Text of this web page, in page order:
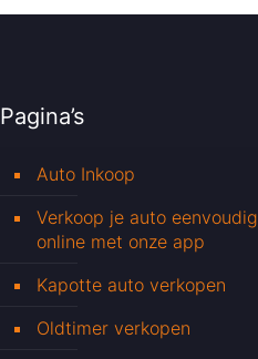
Pagina’s
Auto Inkoop
Verkoop je auto eenvoudig
online met onze app
Kapotte auto verkopen
Oldtimer verkopen